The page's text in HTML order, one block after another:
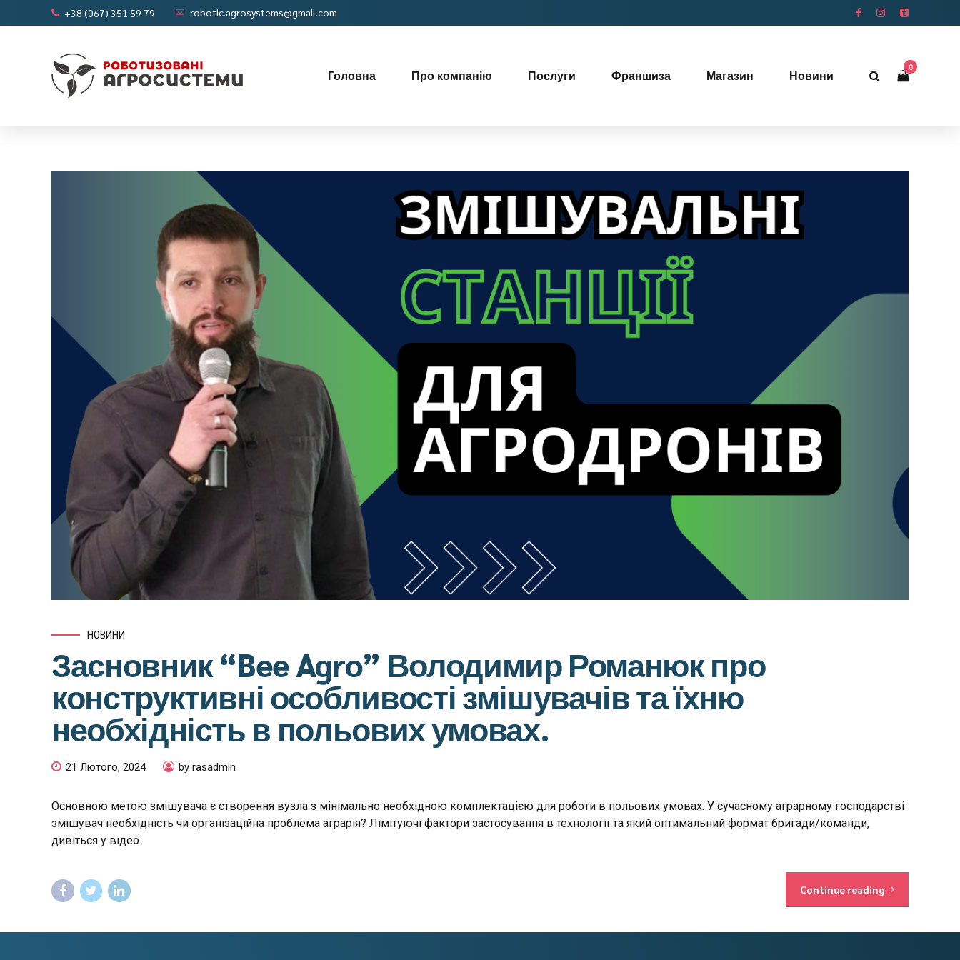
+38 (067) 351 59 79 robotic.agrosystems@gmail.com
0
Головна Про компанію Послуги Франшиза Магазин Новини
НОВИНИ
Засновник “Bee Agro” Володимир Романюк про
конструктивні особливості змішувачів та їхню
необхідність в польових умовах.
21 Лютого, 2024 by rasadmin
Основною метою змішувача є створення вузла з мінімально необхідною комплектацією для роботи в польових умовах. У сучасному аграрному господарстві
змішувач необхідність чи організаційна проблема аграрія? Лімітуючі фактори застосування в технології та який оптимальний формат бригади/команди,
дивіться у відео.
Continue reading